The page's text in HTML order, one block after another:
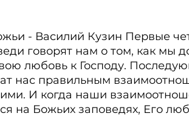
- Василий Кузин Первые
говорят нам о том, как мы
любовь к Господу.
нас правильным
И когда наши
на Божьих заповедях, Его